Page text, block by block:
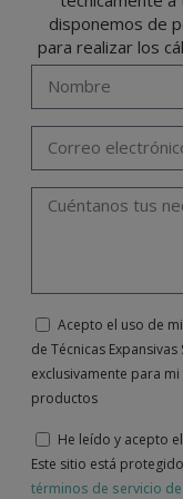
disponemos de
para realizar los
Acepto el uso de
de Técnicas
exclusivamente para
productos
He leído y acepto el
Este sitio está
términos de servicio